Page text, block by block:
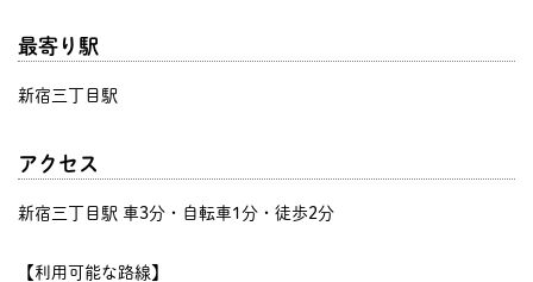
最寄り駅
新宿三丁目駅
アクセス
新宿三丁目駅 車3分・自転車1分・徒歩2分
【利用可能な路線】